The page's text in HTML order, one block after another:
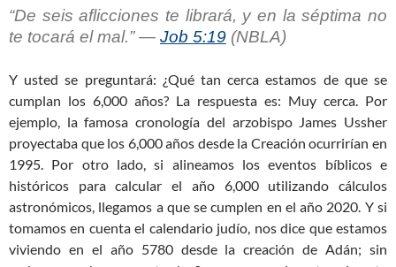
“De seis aflicciones te librará, y en la séptima no
te tocará el mal.” — Job 5:19 (NBLA)
Y usted se preguntará: ¿Qué tan cerca estamos de que se
cumplan los 6,000 años? La respuesta es: Muy cerca. Por
ejemplo, la famosa cronología del arzobispo James Ussher
proyectaba que los 6,000 años desde la Creación ocurrirían en
1995. Por otro lado, si alineamos los eventos bíblicos e
históricos para calcular el año 6,000 utilizando cálculos
astronómicos, llegamos a que se cumplen en el año 2020. Y si
tomamos en cuenta el calendario judío, nos dice que estamos
viviendo en el año 5780 desde la creación de Adán; sin